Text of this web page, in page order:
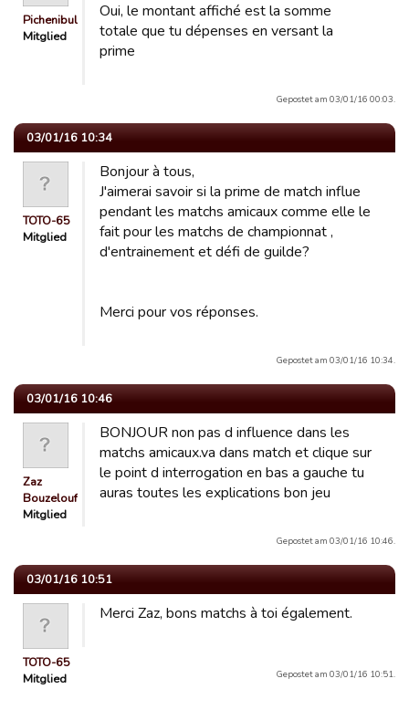
Pichenibule
Mitglied
Oui, le montant affiché est la somme
totale que tu dépenses en versant la
prime
Gepostet am 03/01/16 00:03.
03/01/16 10:34
TOTO-65
Mitglied
Bonjour à tous,
J'aimerai savoir si la prime de match influe
pendant les matchs amicaux comme elle le
fait pour les matchs de championnat ,
d'entrainement et défi de guilde?
Merci pour vos réponses.
Gepostet am 03/01/16 10:34.
03/01/16 10:46
Zaz
Bouzelouf
Mitglied
BONJOUR non pas d influence dans les
matchs amicaux.va dans match et clique sur
le point d interrogation en bas a gauche tu
auras toutes les explications bon jeu
Gepostet am 03/01/16 10:46.
03/01/16 10:51
TOTO-65
Mitglied
Merci Zaz, bons matchs à toi également.
Gepostet am 03/01/16 10:51.